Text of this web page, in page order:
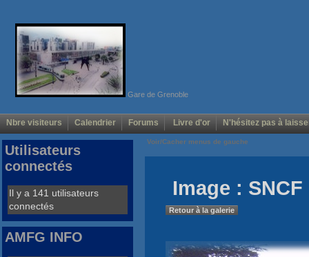
Gare de Grenoble
Nbre visiteurs Calendrier Forums Livre d'or N'hésitez pas à
Voir/Cacher menus de gauche
Image :
Retour à la galerie
Utilisateurs
connectés
Il y a 141 utilisateurs
connectés
AMFG INFO